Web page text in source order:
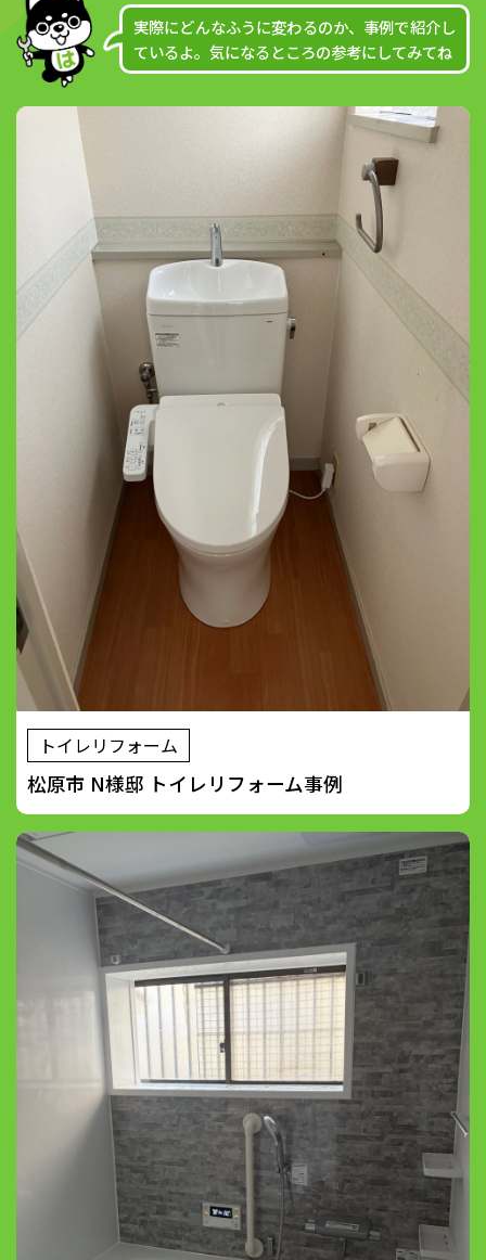
実際にどんなふうに変わるのか、事例で紹介し
ているよ。気になるところの参考にしてみてね
トイレリフォーム
松原市 N様邸 トイレリフォーム事例